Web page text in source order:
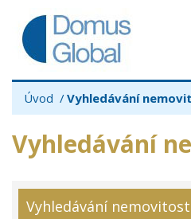
Úvod Vyhledávání
Vyhledávání
Vyhledávání